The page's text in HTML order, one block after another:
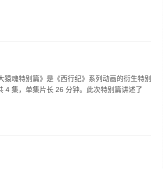
魂特别篇》是《西行纪》系列动画的衍生特别
4 集，单集片长 26 分钟。此次特别篇讲述了